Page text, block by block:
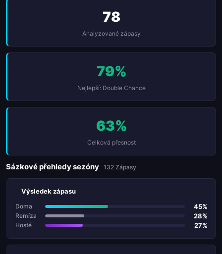
78
Analyzované zápasy
79%
Nejlepší: Double Chance
63%
Celková přesnost
Sázkové přehledy sezóny 132 Zápasy
Výsledek zápasu
Doma 45%
Remíza 28%
Hosté 27%